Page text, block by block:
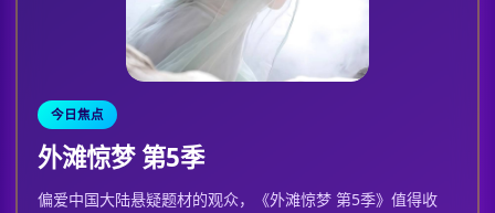
今日焦点
外滩惊梦 第5季
偏爱中国大陆悬疑题材的观众，《外滩惊梦 第5季》值得收